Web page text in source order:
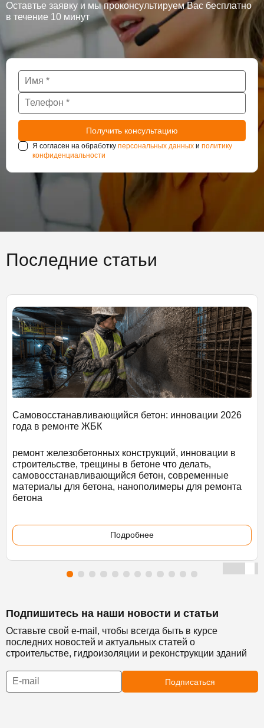
Оставтье заявку и мы проконсультируем Вас бесплатно
в течение 10 минут
Я согласен на обработку персональных данных и политику
конфиденциальности
Последние статьи
Самовосстанавливающийся бетон: инновации 2026
года в ремонте ЖБК
ремонт железобетонных конструкций, инновации в
строительстве, трещины в бетоне что делать,
самовосстанавливающийся бетон, современные
материалы для бетона, нанополимеры для ремонта
бетона
Подробнее
Подпишитесь на наши новости и статьи
Оставьте свой e-mail, чтобы всегда быть в курсе
последних новостей и актуальных статей о
строительстве, гидроизоляции и реконструкции зданий
Подписаться